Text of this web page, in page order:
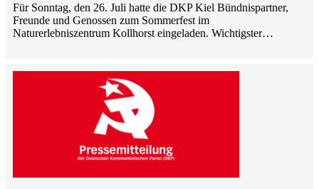
Für Sonntag, den 26. Juli hatte die DKP Kiel Bündnispartner,
Freunde und Genossen zum Sommerfest im
Naturerlebniszentrum Kollhorst eingeladen. Wichtigster…